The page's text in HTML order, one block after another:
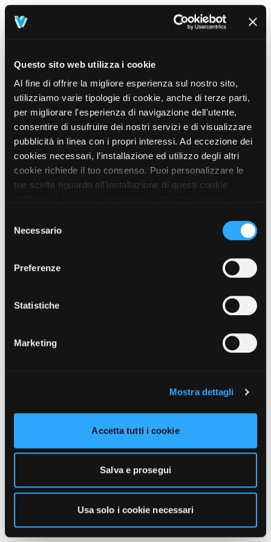
Questo sito web utilizza i cookie
Al fine di offrire la migliore esperienza sul nostro sito,
utilizziamo varie tipologie di cookie, anche di terze parti,
per migliorare l'esperienza di navigazione dell'utente,
consentire di usufruire dei nostri servizi e di visualizzare
pubblicità in linea con i propri interessi. Ad eccezione dei
cookies necessari, l’installazione ed utilizzo degli altri
cookie richiede il tuo consenso. Puoi personalizzare le
tue scelte riguardo all’installazione di questi cookie
prosegui” o decidere di accettare tutti i cookie, cliccando
sul pulsante “Accetta tutti i cookie”. Cliccando sul tasto
unicamente i cookie necessari alla navigazione. Per
funzionamento, puoi prendere visione dell’informativa
cliccando qui.
delNecessario
Preferenze
Statistiche
Marketing
Mostra dettagli
Accetta tutti i cookie
Salva e prosegui
Usa solo i cookie necessari
404